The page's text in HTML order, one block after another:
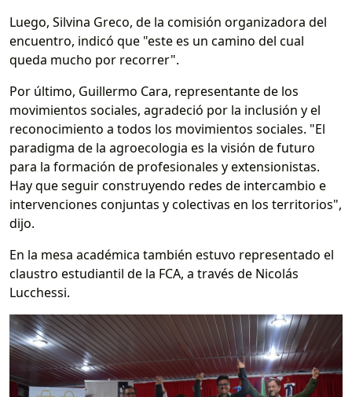
Luego, Silvina Greco, de la comisión organizadora del
encuentro, indicó que "este es un camino del cual
queda mucho por recorrer".
Por último, Guillermo Cara, representante de los
movimientos sociales, agradeció por la inclusión y el
reconocimiento a todos los movimientos sociales. "El
paradigma de la agroecologia es la visión de futuro
para la formación de profesionales y extensionistas.
Hay que seguir construyendo redes de intercambio e
intervenciones conjuntas y colectivas en los territorios",
dijo.
En la mesa académica también estuvo representado el
claustro estudiantil de la FCA, a través de Nicolás
Lucchessi.